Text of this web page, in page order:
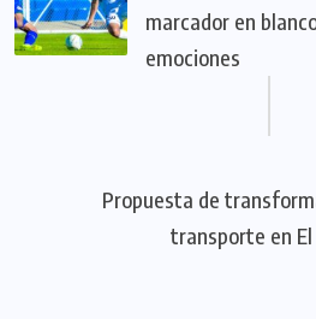
marcador en
emociones
Propuesta de
transporte en